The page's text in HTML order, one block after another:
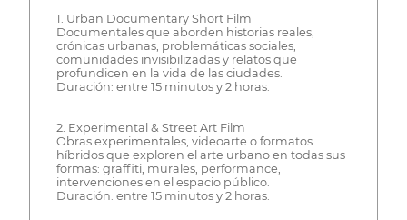
1. Urban Documentary Short Film
Documentales que aborden historias reales,
crónicas urbanas, problemáticas sociales,
comunidades invisibilizadas y relatos que
profundicen en la vida de las ciudades.
Duración: entre 15 minutos y 2 horas.
2. Experimental & Street Art Film
Obras experimentales, videoarte o formatos
híbridos que exploren el arte urbano en todas sus
formas: graffiti, murales, performance,
intervenciones en el espacio público.
Duración: entre 15 minutos y 2 horas.